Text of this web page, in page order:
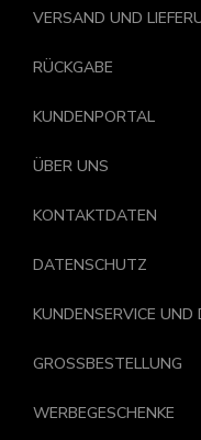
VERSAND UND
RÜCKGABE
KUNDENPORTAL
ÜBER UNS
KONTAKTDATEN
DATENSCHUTZ
KUNDENSERVICE UND
GROSSBESTELLUNG
WERBEGESCHENKE